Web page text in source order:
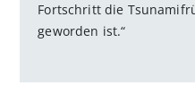
Fortschritt die
geworden ist.“